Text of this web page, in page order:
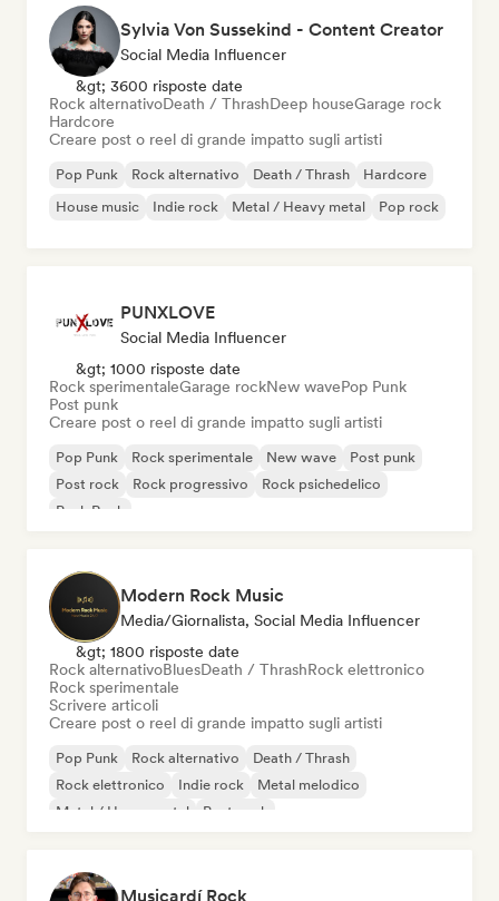
Sylvia Von Sussekind - Content Creator
Social Media Influencer
&gt; 3600 risposte date
Rock alternativoDeath / ThrashDeep houseGarage rock
Hardcore
Creare post o reel di grande impatto sugli artisti
Pop Punk Rock alternativo Death / Thrash
Hardcore
House music
Indie rock Metal / Heavy metal Pop rock
PUNXLOVE
Social Media Influencer
&gt; 1000 risposte date
Rock sperimentaleGarage rockNew wavePop Punk
Post punk
Creare post o reel di grande impatto sugli artisti
Pop Punk Rock sperimentale New wave
Post punk
Post rock
Rock progressivo
Rock psichedelico
Punk Rock
Modern Rock Music
Media/Giornalista, Social Media Influencer
&gt; 1800 risposte date
Rock alternativoBluesDeath / ThrashRock elettronico
Rock sperimentale
Scrivere articoli
Creare post o reel di grande impatto sugli artisti
Pop Punk Rock alternativo
Death / Thrash
Rock elettronico
Indie rock
Metal melodico
Metal / Heavy metal
Post punk
Musicardí Rock